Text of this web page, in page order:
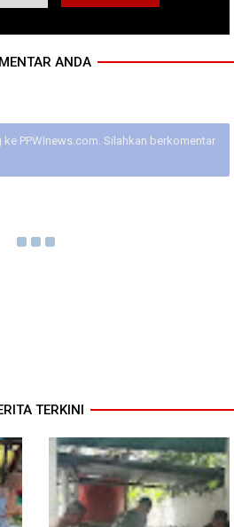
ANDA
PPWInews.com. Silahkan berkomentar
TERKINI